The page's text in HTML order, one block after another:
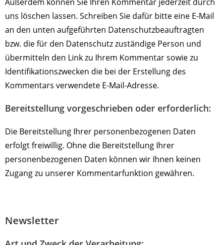
uns löschen lassen. Schreiben Sie dafür bitte eine E-Mail
an den unten aufgeführten Datenschutzbeauftragten
bzw. die für den Datenschutz zuständige Person und
übermitteln den Link zu Ihrem Kommentar sowie zu
Identifikationszwecken die bei der Erstellung des
Kommentars verwendete E-Mail-Adresse.
Bereitstellung vorgeschrieben oder erforderlich:
Die Bereitstellung Ihrer personenbezogenen Daten
erfolgt freiwillig. Ohne die Bereitstellung Ihrer
personenbezogenen Daten können wir Ihnen keinen
Zugang zu unserer Kommentarfunktion gewähren.
Newsletter